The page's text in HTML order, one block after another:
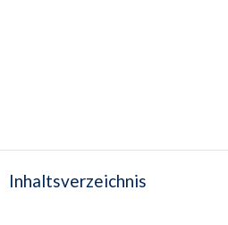
Inhaltsverzeichnis